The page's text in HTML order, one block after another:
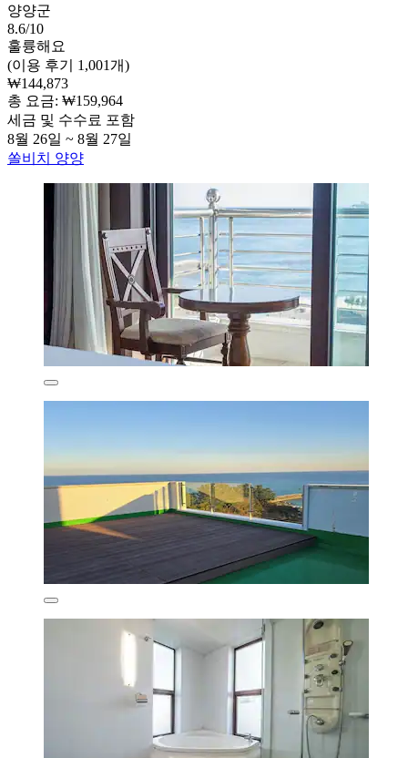
양양군
8.6/10
훌륭해요
(이용 후기 1,001개)
₩144,873
총 요금: ₩159,964
세금 및 수수료 포함
8월 26일 ~ 8월 27일
쏠비치 양양